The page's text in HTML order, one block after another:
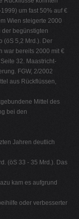
um fast 50% auf €
Wien steigerte 2000
begünstigten
(öS 5,2 Mrd.). Der
war bereits 2000 mit €
32. Maastricht-
FGW, 2/2002
aus Rückflüssen,
Mittel des
bei den
Jahren deutlich
(öS 33 - 35 Mrd.). Das
kam es aufgrund
oder verbesserter